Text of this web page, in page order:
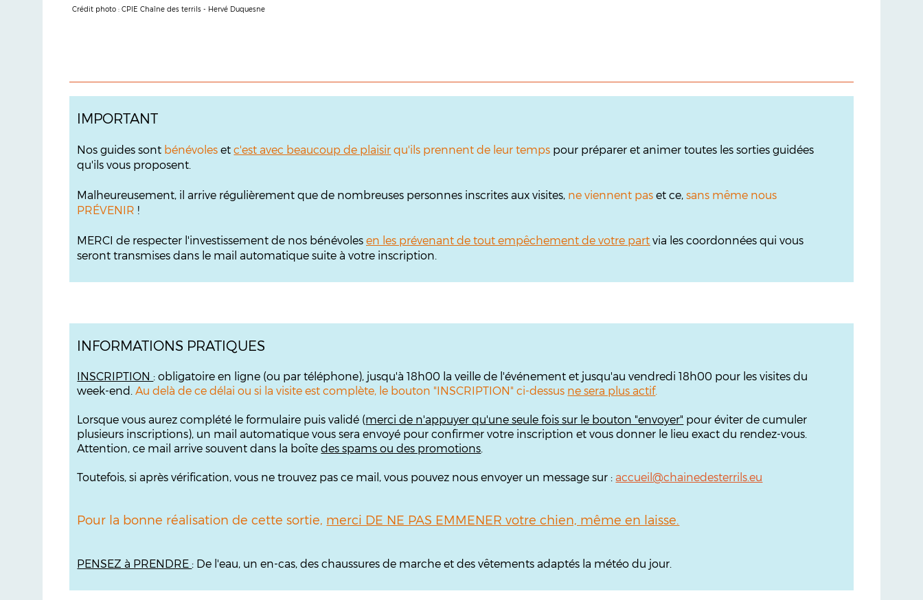
Crédit photo : CPIE Chaîne des terrils - Hervé Duquesne
IMPORTANT
Nos guides sont bénévoles etc'est avec beaucoup de plaisir qu'ils prennent de leur temps pour préparer et animer toutes les sorties guidées
qu'ils vous proposent.
Malheureusement, il arrive régulièrement que de nombreuses personnes inscrites aux visites, ne viennent pas et ce,sans même nous
PRÉVENIR !
MERCI de respecter l'investissement de nos bénévolesen les prévenant de tout empêchement de votre part via les coordonnées qui vous
seront transmises dans le mail automatique suite à votre inscription.
INFORMATIONS PRATIQUES
INSCRIPTION : obligatoire en ligne (ou par téléphone), jusqu'à 18h00 la veille de l'événement et jusqu'au vendredi 18h00 pour les visites du
week-end.Au delà de ce délai ou si la visite est complète, le bouton "INSCRIPTION" ci-dessus ne sera plus actif.
Lorsque vous aurez complété le formulaire puis validé (merci de n'appuyer qu'une seule fois sur le bouton "envoyer" pour éviter de cumuler
plusieurs inscriptions), un mail automatique vous sera envoyé pour confirmer votre inscription et vous donner le lieu exact du rendez-vous.
Attention, ce mail arrive souvent dans la boîtedes spams ou des promotions.
Toutefois, si après vérification, vous ne trouvez pas ce mail, vous pouvez nous envoyer un message sur :accueil@chainedesterrils.eu
Pour la bonne réalisation de cette sortie, merci DE NE PAS EMMENER votre chien, même en laisse.
PENSEZ à PRENDRE : De l'eau, un en-cas, des chaussures de marche et des vêtements adaptés la météo du jour.